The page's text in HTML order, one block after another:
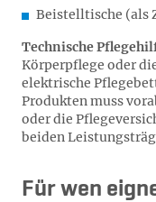
Beistelltische (als
Technische
Körperpflege oder
elektrische
Produkten muss
oder die
beiden
Für wen